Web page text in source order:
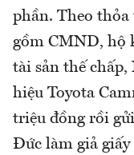
phần. Theo
gồm CMND, hộ
tài sản thế chấp,
hiệu Toyota
triệu đồng rồi
Đức làm giả giấy